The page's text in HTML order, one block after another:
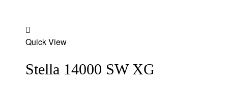
to
Quick View
Stella 14000 SW XG